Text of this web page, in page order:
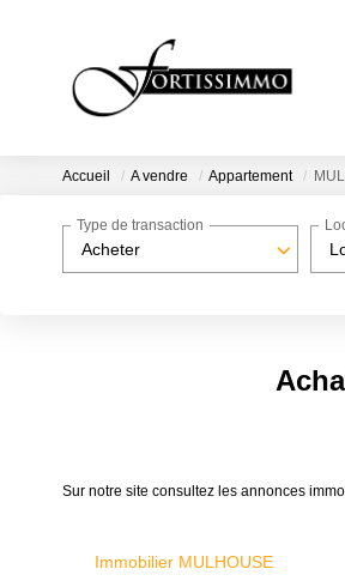
Accueil A vendre Appartement
Acheter
Type de transaction
Sur notre site consultez les annonces
Immobilier MULHOUSE